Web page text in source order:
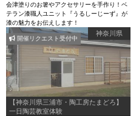
会津塗りのお箸やアクセサリーを手作り！ベ
テラン漆職人ユニット『うるしーじーず』が
漆の魅力をお伝えします！
神奈川県
【神奈川県三浦市・陶工房たまどろ】
一日陶芸教室体験
開催リクエスト受付中